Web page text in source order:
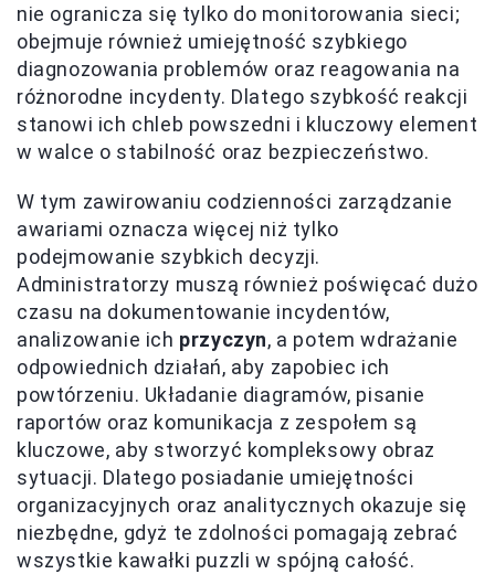
nie ogranicza się tylko do monitorowania sieci;
obejmuje również umiejętność szybkiego
diagnozowania problemów oraz reagowania na
różnorodne incydenty. Dlatego szybkość reakcji
stanowi ich chleb powszedni i kluczowy element
w walce o stabilność oraz bezpieczeństwo.
W tym zawirowaniu codzienności zarządzanie
awariami oznacza więcej niż tylko
podejmowanie szybkich decyzji.
Administratorzy muszą również poświęcać dużo
czasu na dokumentowanie incydentów,
analizowanie ich przyczyn, a potem wdrażanie
odpowiednich działań, aby zapobiec ich
powtórzeniu. Układanie diagramów, pisanie
raportów oraz komunikacja z zespołem są
kluczowe, aby stworzyć kompleksowy obraz
sytuacji. Dlatego posiadanie umiejętności
organizacyjnych oraz analitycznych okazuje się
niezbędne, gdyż te zdolności pomagają zebrać
wszystkie kawałki puzzli w spójną całość.